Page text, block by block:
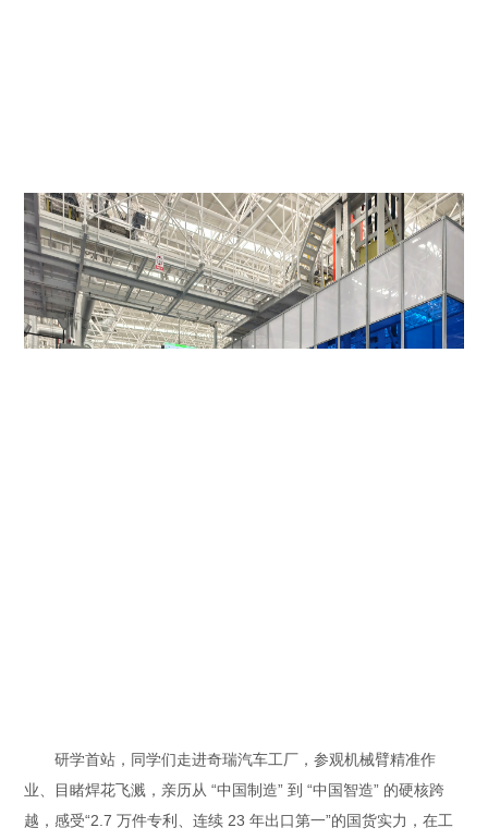
研学首站，同学们走进奇瑞汽车工厂，参观机械臂精准作
业、目睹焊花飞溅，亲历从 “中国制造” 到 “中国智造” 的硬核跨
越，感受“2.7 万件专利、连续 23 年出口第一”的国货实力，在工